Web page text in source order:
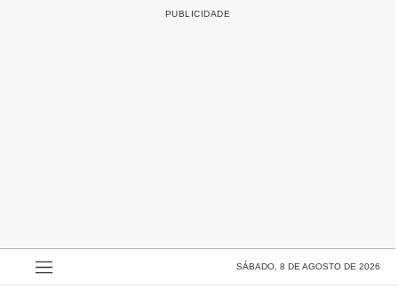
SÁBADO, 8 DE AGOSTO DE 2026